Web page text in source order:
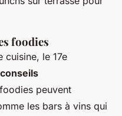
foodies
cuisine, le 17e
conseils
peuvent
les bars à vins qui